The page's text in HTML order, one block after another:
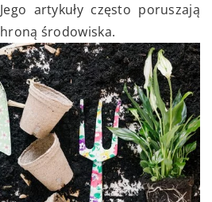
artykuły często poruszają
środowiska.